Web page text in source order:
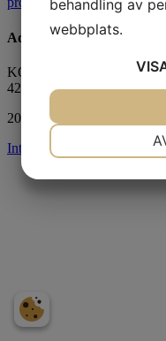
Adress
KONDITIONSVÄGEN
423 63 Torslanda
2026 © Probudia AB
Integritetspolicy
behandling av
webbplats.